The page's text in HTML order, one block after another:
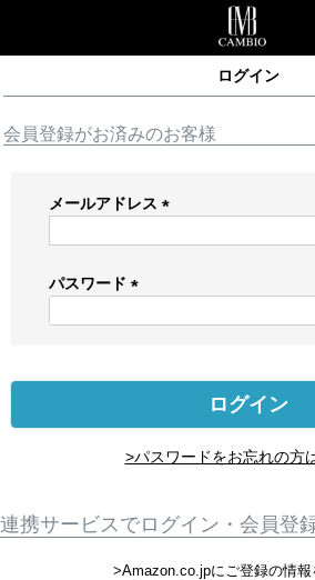
ログイン
会員登録がお済みのお客様
メールアドレス
)
パスワード
)
ログイン
>パスワードをお忘れの方
連携サービスでログイン・会員登
>Amazon.co.jpにご登録の情報